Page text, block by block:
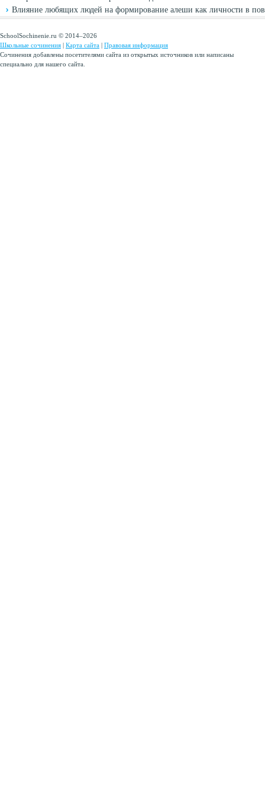
Влияние любящих людей на формирование алеши как личности в
SchoolSochinenie.ru © 2014–2026
Школьные сочинения | Карта сайта | Правовая информация
Сочинения добавлены посетителями сайта из открытых источников или написаны
специально для нашего сайта.